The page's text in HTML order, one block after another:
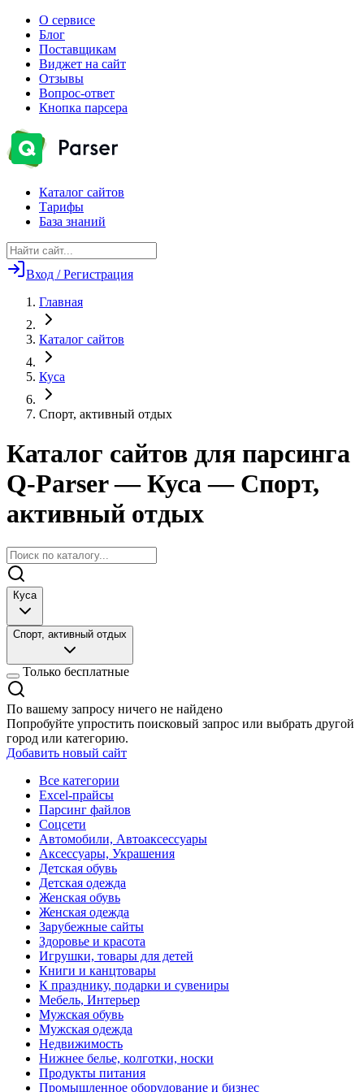
О сервисе
Блог
Поставщикам
Виджет на сайт
Отзывы
Вопрос-ответ
Кнопка парсера
Каталог сайтов
Тарифы
База знаний
Вход / Регистрация
Главная
Каталог сайтов
Куса
Спорт, активный отдых
Каталог сайтов для парсинга
Q-Parser— Куса — Спорт,
активный отдых
Куса
Спорт, активный отдых
Только бесплатные
По вашему запросу ничего не найдено
Попробуйте упростить поисковый запрос или выбрать другой
город или категорию.
Добавить новый сайт
Все категории
Excel-прайсы
Парсинг файлов
Соцсети
Автомобили, Автоаксессуары
Аксессуары, Украшения
Детская обувь
Детская одежда
Женская обувь
Женская одежда
Зарубежные сайты
Здоровье и красота
Игрушки, товары для детей
Книги и канцтовары
К празднику, подарки и сувениры
Мебель, Интерьер
Мужская обувь
Мужская одежда
Недвижимость
Нижнее белье, колготки, носки
Продукты питания
Промышленное оборудование и бизнес